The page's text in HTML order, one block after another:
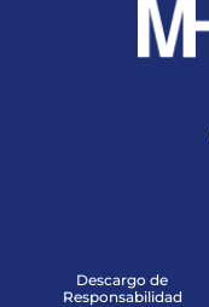
Descargo de
Responsabilidad